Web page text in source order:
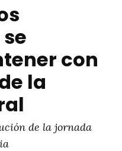
con
la
de la jornada